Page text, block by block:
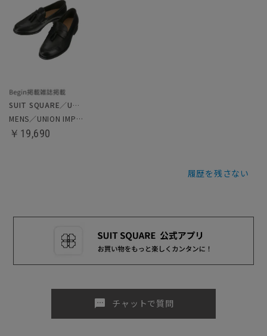
SUIT SQUARE／UNIVERSAL LANGUAGE
MENS／UNION IMPERIAL監修／タッセルローファー
￥19,690
履歴を残さない
sms チャットで質問